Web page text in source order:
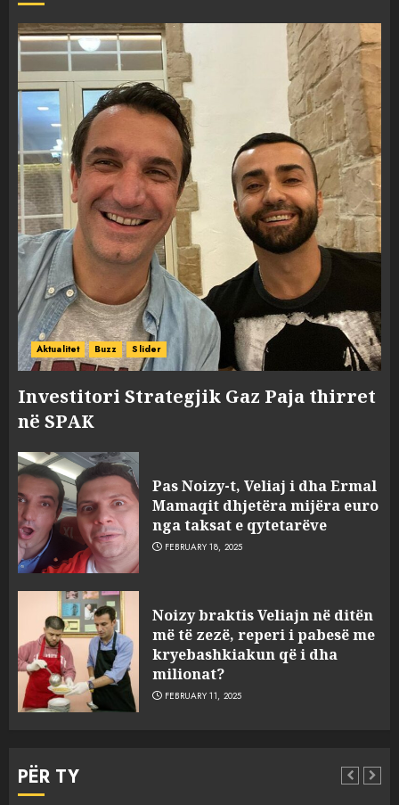
Aktualitet Buzz Slider
Investitori Strategjik Gaz Paja thirret
në SPAK
Pas Noizy-t, Veliaj i dha Ermal
Mamaqit dhjetëra mijëra euro
nga taksat e qytetarëve
FEBRUARY 18, 2025
Noizy braktis Veliajn në ditën
më të zezë, reperi i pabesë me
kryebashkiakun që i dha
milionat?
FEBRUARY 11, 2025
PËR TY
3
sulmuan “One Albania”,
ngjarja u fsheh. A u vodhën
serverat?
MARCH 25, 2025